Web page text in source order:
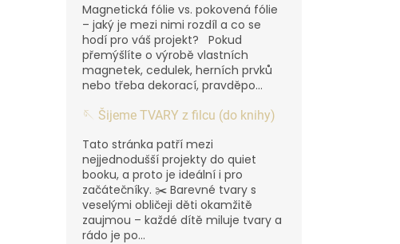
Magnetická fólie vs. pokovená fólie
– jaký je mezi nimi rozdíl a co se
hodí pro váš projekt? Pokud
přemýšlíte o výrobě vlastních
magnetek, cedulek, herních prvků
nebo třeba dekorací, pravděpo...
🪡 Šijeme TVARY z filcu (do knihy)
Tato stránka patří mezi
nejjednodušší projekty do quiet
booku, a proto je ideální i pro
začátečníky. ✂️ Barevné tvary s
veselými obličeji děti okamžitě
zaujmou – každé dítě miluje tvary a
rádo je po...